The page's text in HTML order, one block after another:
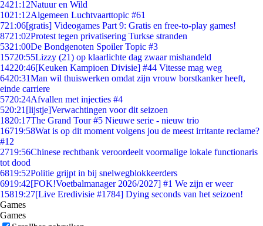
2421:12Natuur en Wild
1021:12Algemeen Luchtvaarttopic #61
721:06[gratis] Videogames Part 9: Gratis en free-to-play games!
8721:02Protest tegen privatisering Turkse stranden
5321:00De Bondgenoten Spoiler Topic #3
15720:55Lizzy (21) op klaarlichte dag zwaar mishandeld
14220:46[Keuken Kampioen Divisie] #44 Vitesse mag weg
6420:31Man wil thuiswerken omdat zijn vrouw borstkanker heeft,
einde carriere
5720:24Afvallen met injecties #4
520:21 [lijstje]Verwachtingen voor dit seizoen
1820:17The Grand Tour #5 Nieuwe serie - nieuw trio
16719:58Wat is op dit moment volgens jou de meest irritante reclame?
#12
2719:56Chinese rechtbank veroordeelt voormalige lokale functionaris
tot dood
6819:52Politie grijpt in bij snelwegblokkeerders
6919:42[FOK!Voetbalmanager 2026/2027] #1 We zijn er weer
15819:27[Live Eredivisie #1784] Dying seconds van het seizoen!
Games
Games